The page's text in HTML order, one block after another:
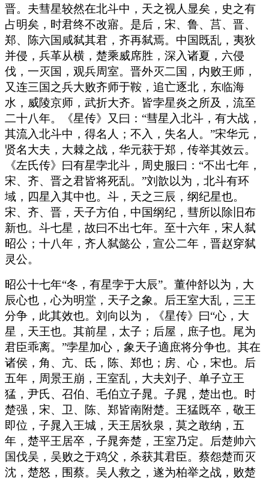
晋。夫彗星较然在北斗中，天之视人显矣，史之有
占明矣，时君终不改寤。是后，宋、鲁、莒、晋、
郑、陈六国咸弑其君，齐再弑焉。中国既乱，夷狄
并侵，兵革从横，楚乘威席胜，深入诸夏，六侵
伐，一灭国，观兵周室。晋外灭二国，内败王师，
又连三国之兵大败齐师于鞍，追亡逐北，东临海
水，威陵京师，武折大齐。皆孛星炎之所及，流至
二十八年。《星传》又曰：“彗星入北斗，有大战，
其流入北斗中，得名人；不入，失名人。”宋华元，
贤名大夫，大棘之战，华元获于郑，传举其效云。
《左氏传》曰有星孛北斗，周史服曰：“不出七年，
宋、齐、晋之君皆将死乱。”刘歆以为，北斗有环
域，四星入其中也。斗，天之三辰，纲纪星也。
宋、齐、晋，天子方伯，中国纲纪，彗所以除旧布
新也。斗七星，故曰不出七年。至十六年，宋人弑
昭公；十八年，齐人弑懿公，宣公二年，晋赵穿弑
灵公。
昭公十七年“冬，有星孛于大辰”。董仲舒以为，大
辰心也，心为明堂，天子之象。后王室大乱，三王
分争，此其效也。刘向以为，《星传》曰“心，大
星，天王也。其前星，太子；后屋，庶子也。尾为
君臣乖离。”孛星加心，象天子適庶将分争也。其在
诸侯，角、亢、氐，陈、郑也；房、心，宋也。后
五年，周景王崩，王室乱，大夫刘子、单子立王
猛，尹氏、召伯、毛伯立子晁。子晁，楚出也。时
楚强，宋、卫、陈、郑皆南附楚。王猛既卒，敬王
即位，子晁入王城，天王居狄泉，莫之敢纳，五
年，楚平王居卒，子晁奔楚，王室乃定。后楚帅六
国伐吴，吴败之于鸡父，杀获其君臣。蔡怨楚而灭
沈，楚怒，围蔡。吴人救之，遂为柏举之战，败楚